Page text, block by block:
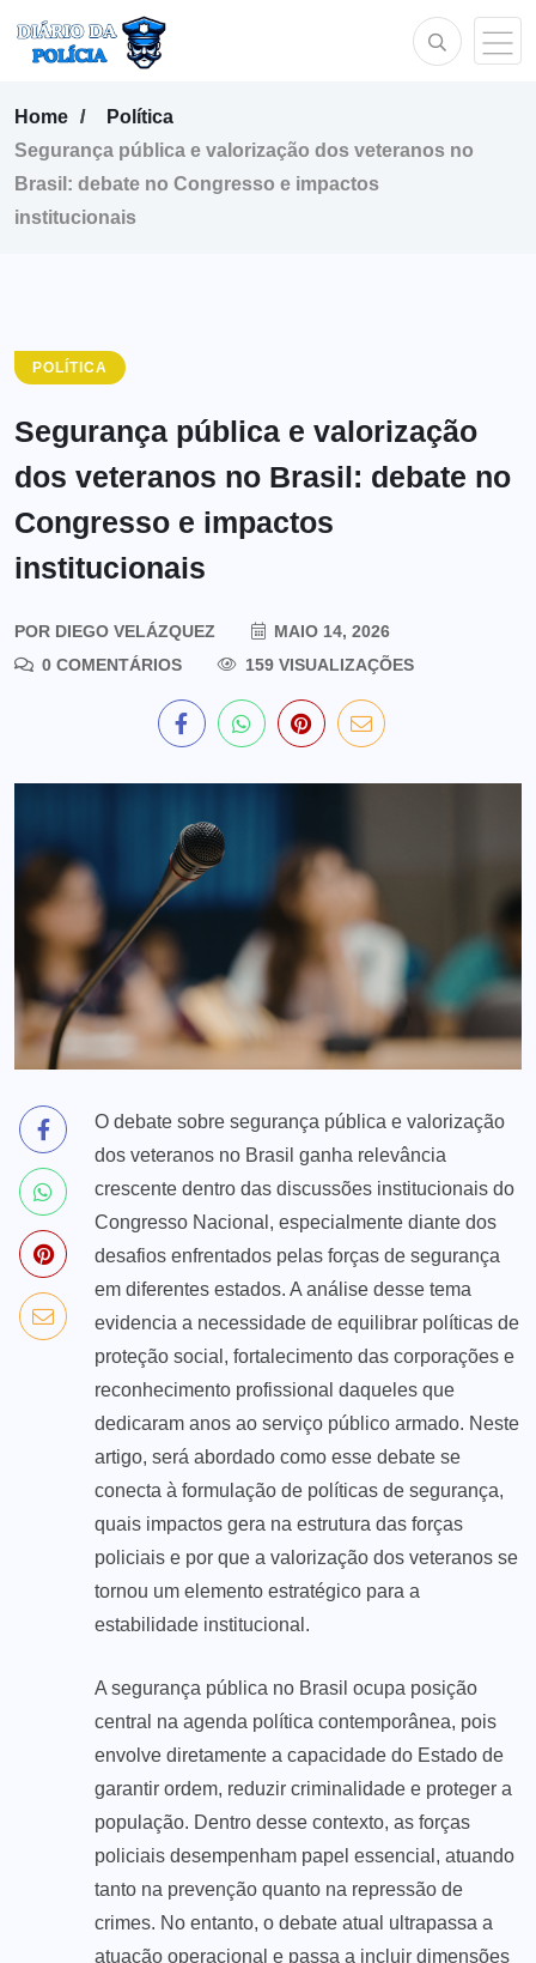
Home
Política
Segurança pública e valorização dos veteranos no
Brasil: debate no Congresso e impactos
institucionais
POLÍTICA
Segurança pública e valorização
dos veteranos no Brasil: debate no
Congresso e impactos
institucionais
POR DIEGO VELÁZQUEZ
MAIO 14, 2026
0 COMENTÁRIOS
159 VISUALIZAÇÕES
O debate sobre segurança pública e valorização
dos veteranos no Brasil ganha relevância
crescente dentro das discussões institucionais do
Congresso Nacional, especialmente diante dos
desafios enfrentados pelas forças de segurança
em diferentes estados. A análise desse tema
evidencia a necessidade de equilibrar políticas de
proteção social, fortalecimento das corporações e
reconhecimento profissional daqueles que
dedicaram anos ao serviço público armado. Neste
artigo, será abordado como esse debate se
conecta à formulação de políticas de segurança,
quais impactos gera na estrutura das forças
policiais e por que a valorização dos veteranos se
tornou um elemento estratégico para a
estabilidade institucional.
A segurança pública no Brasil ocupa posição
central na agenda política contemporânea, pois
envolve diretamente a capacidade do Estado de
garantir ordem, reduzir criminalidade e proteger a
população. Dentro desse contexto, as forças
policiais desempenham papel essencial, atuando
tanto na prevenção quanto na repressão de
crimes. No entanto, o debate atual ultrapassa a
atuação operacional e passa a incluir dimensões